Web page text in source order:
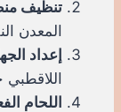
تنظيف
المعدن
إعداد
اللحام